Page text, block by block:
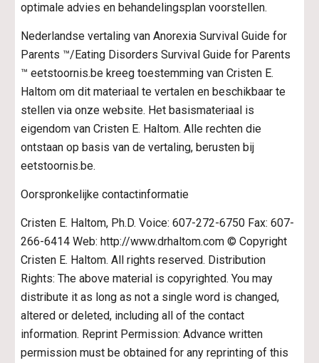
optimale advies en behandelingsplan voorstellen.
Nederlandse vertaling van Anorexia Survival Guide for
Parents ™/Eating Disorders Survival Guide for Parents
™ eetstoornis.be kreeg toestemming van Cristen E.
Haltom om dit materiaal te vertalen en beschikbaar te
stellen via onze website. Het basismateriaal is
eigendom van Cristen E. Haltom. Alle rechten die
ontstaan op basis van de vertaling, berusten bij
eetstoornis.be.
Oorspronkelijke contactinformatie
Cristen E. Haltom, Ph.D. Voice: 607-272-6750 Fax: 607-
266-6414 Web: http://www.drhaltom.com © Copyright
Cristen E. Haltom. All rights reserved. Distribution
Rights: The above material is copyrighted. You may
distribute it as long as not a single word is changed,
altered or deleted, including all of the contact
information. Reprint Permission: Advance written
permission must be obtained for any reprinting of this